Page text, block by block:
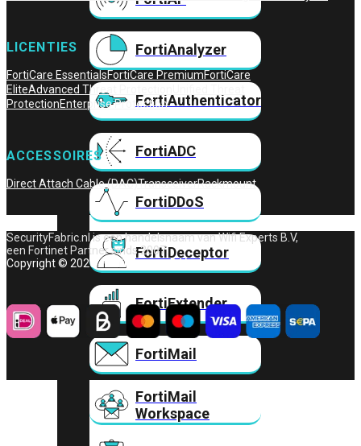
FortiAnalyzer
FortiAuthenticator
FortiADC
FortiDDoS
FortiDeceptor
FortiExtender
FortiMail
FortiMail
Workspace
LICENTIES
FortiCare EssentialsFortiCare PremiumFortiCare
EliteAdvanced Threat Protection
ProtectionEnterprise Protection
ACCESSOIRES
Direct Attach Cable (DAC)TransceiverRackmount
SecurityFabric.nl is een handelsnaam van Wifi Experts B.V,
een Fortinet Partner sinds 2007.
Copyright © 2026 – Wifi Experts B.V.